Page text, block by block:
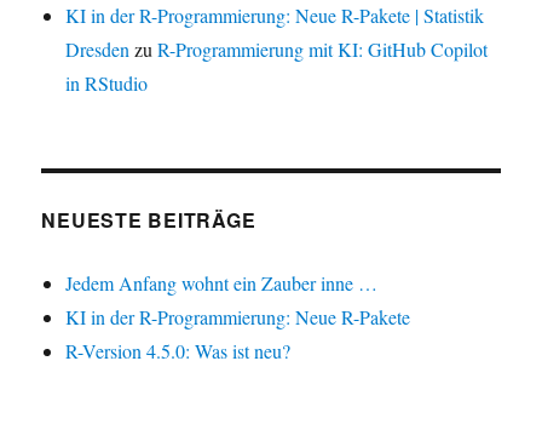
KI in der R-Programmierung: Neue R-Pakete | Statistik
Dresden zuR-Programmierung mit KI: GitHub Copilot
in RStudio
NEUESTE BEITRÄGE
Jedem Anfang wohnt ein Zauber inne …
KI in der R-Programmierung: Neue R-Pakete
R-Version 4.5.0: Was ist neu?